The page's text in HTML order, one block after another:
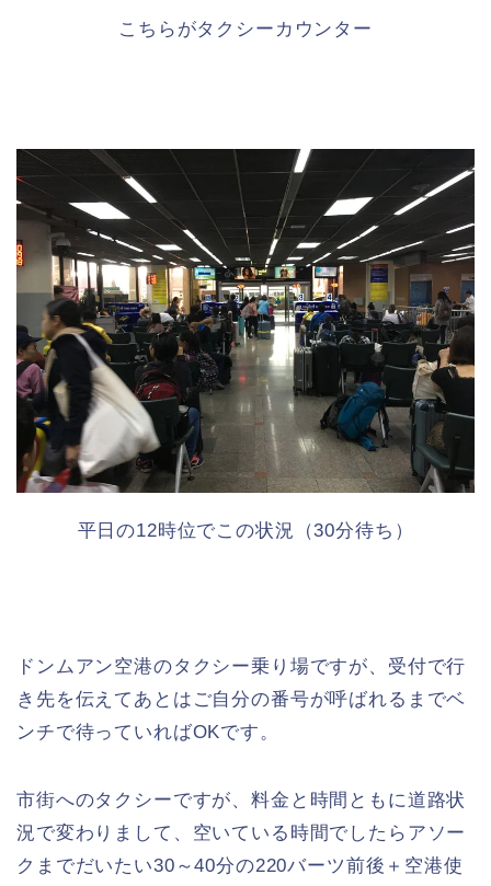
こちらがタクシーカウンター
平日の12時位でこの状況（30分待ち）
ドンムアン空港のタクシー乗り場ですが、受付で行
き先を伝えてあとはご自分の番号が呼ばれるまでベ
ンチで待っていればOKです。
市街へのタクシーですが、料金と時間ともに道路状
況で変わりまして、空いている時間でしたらアソー
クまでだいたい30～40分の220バーツ前後＋空港使